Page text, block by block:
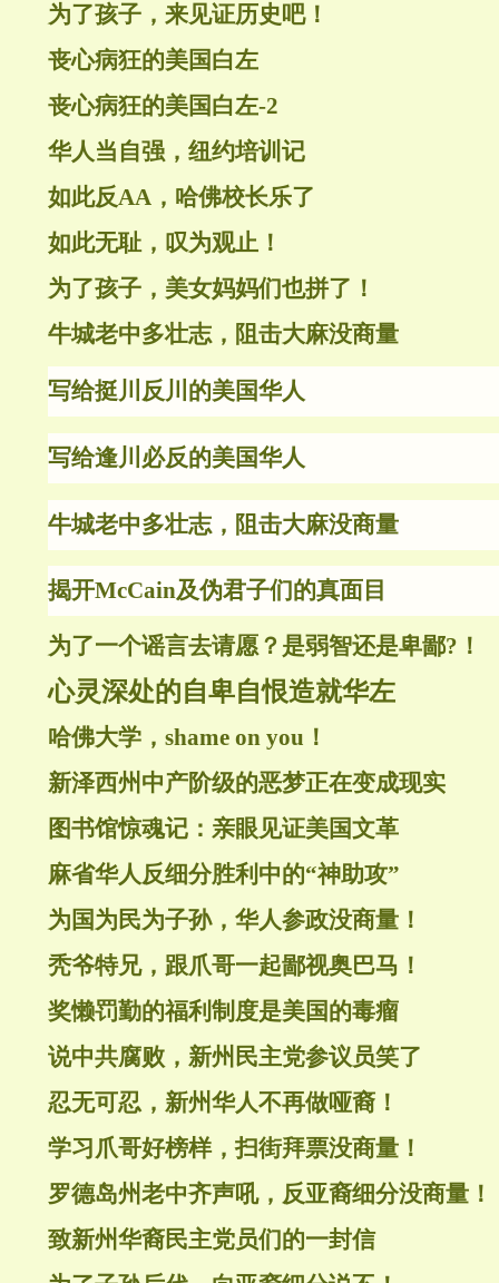
为了孩子，来见证历史吧！
丧心病狂的美国白左
丧心病狂的美国白左-2
华人当自强，纽约培训记
如此反AA，哈佛校长乐了
如此无耻，叹为观止！
为了孩子，美女妈妈们也拼了！
牛城老中多壮志，阻击大麻没商量
写给挺川反川的美国华人
写给逢川必反的美国华人
牛城老中多壮志，阻击大麻没商量
揭开McCain及伪君子们的真面目
为了一个谣言去请愿？是弱智还是卑鄙?！
心灵深处的自卑自恨造就华左
哈佛大学，shame on you！
新泽西州中产阶级的恶梦正在变成现实
图书馆惊魂记：亲眼见证美国文革
麻省华人反细分胜利中的“神助攻”
为国为民为子孙，华人参政没商量！
秃爷特兄，跟爪哥一起鄙视奥巴马！
奖懒罚勤的福利制度是美国的毒瘤
说中共腐败，新州民主党参议员笑了
忍无可忍，新州华人不再做哑裔！
学习爪哥好榜样，扫街拜票没商量！
罗德岛州老中齐声吼，反亚裔细分没商量！
致新州华裔民主党员们的一封信